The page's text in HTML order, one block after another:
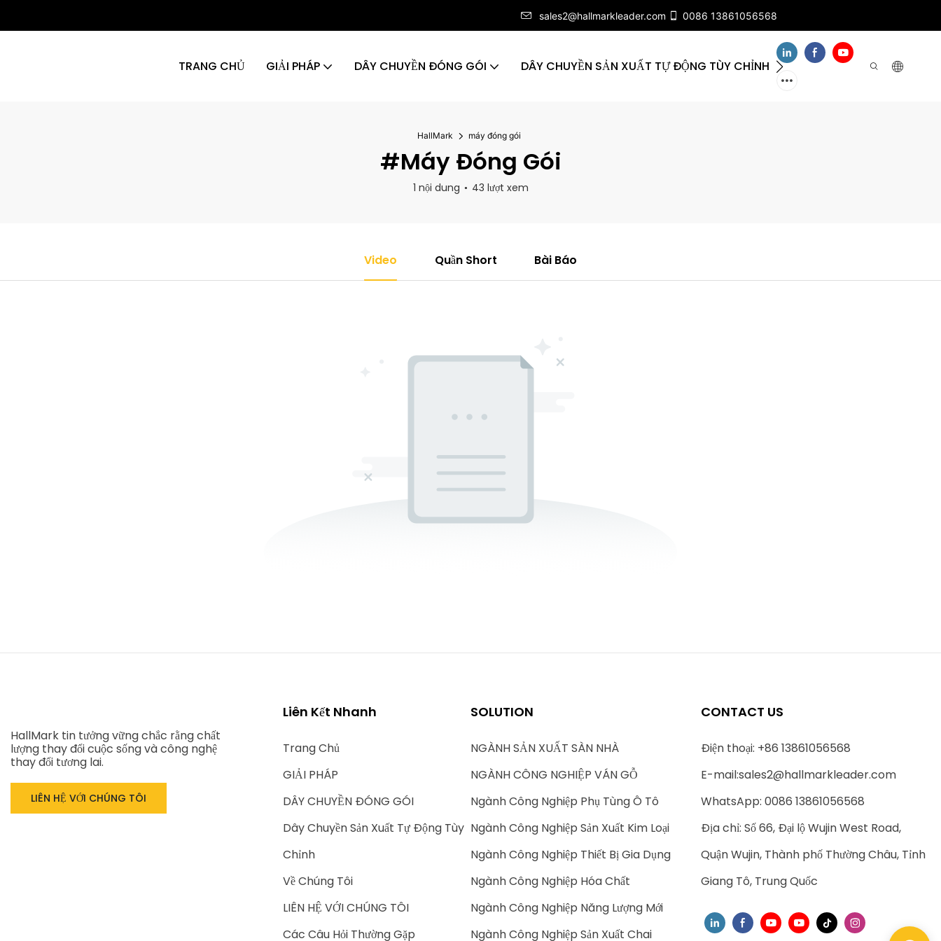
sales2@hallmarkleader.com 0086 13861056568
TRANG CHỦ GIẢI PHÁP DÂY CHUYỀN ĐÓNG GÓI DÂY CHUYỀN SẢN XUẤT TỰ ĐỘNG TÙY CHỈNH VỀ CHÚNG TÔI
HallMark máy đóng gói
#máy Đóng Gói
1 nội dung 43 lượt xem
Video Quần Short Bài Báo
HallMark tin tưởng vững chắc rằng chất
lượng thay đổi cuộc sống và công nghệ
thay đổi tương lai.
LIÊN HỆ VỚI CHÚNG TÔI
Liên Kết Nhanh
Trang Chủ
GIẢI PHÁP
DÂY CHUYỀN ĐÓNG GÓI
Dây Chuyền Sản Xuất Tự Động Tùy
Chỉnh
Về Chúng Tôi
LIÊN HỆ VỚI CHÚNG TÔI
Các Câu Hỏi Thường Gặp
SOLUTION
NGÀNH SẢN XUẤT SÀN NHÀ
NGÀNH CÔNG NGHIỆP VÁN GỖ
Ngành Công Nghiệp Phụ Tùng Ô Tô
Ngành Công Nghiệp Sản Xuất Kim Loại
Ngành Công Nghiệp Thiết Bị Gia Dụng
Ngành Công Nghiệp Hóa Chất
Ngành Công Nghiệp Năng Lượng Mới
Ngành Công Nghiệp Sản Xuất Chai
CONTACT US
Điện thoại: +86 13861056568
E-mail:sales2@hallmarkleader.com
WhatsApp: 0086 13861056568
Địa chỉ: Số 66, Đại lộ Wujin West Road,
Quận Wujin, Thành phố Thường Châu, Tỉnh
Giang Tô, Trung Quốc